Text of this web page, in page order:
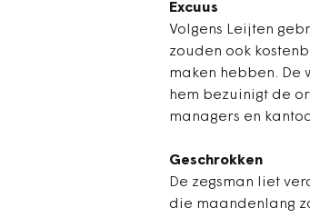
Excuus
Volgens Leijten
zouden ook
maken hebben. De
hem bezuinigt de
managers en
Geschrokken
De zegsman liet
die maandenlang